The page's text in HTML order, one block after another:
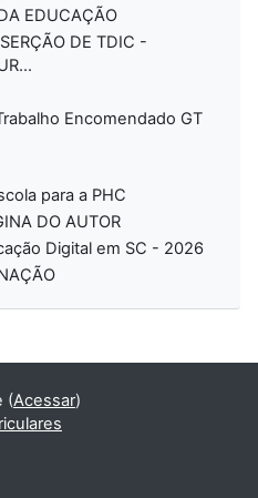
EDUCAÇÃO
DE TDIC -
Encomendado GT
para a PHC
DO AUTOR
Digital em SC - 2026
(Acessar)